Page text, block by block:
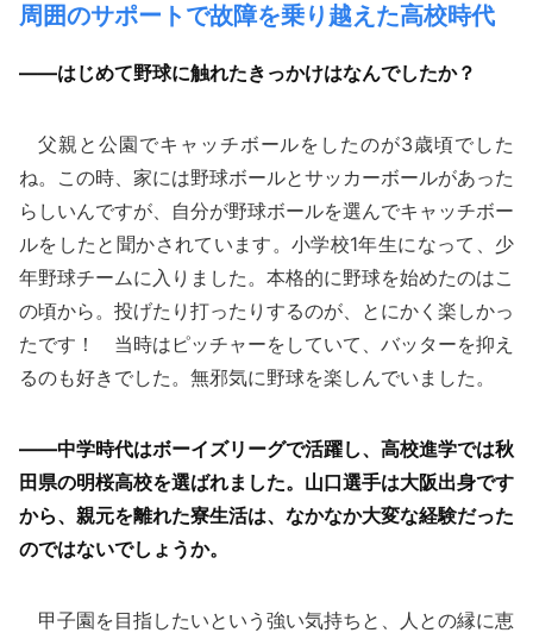
周囲のサポートで故障を乗り越えた高校時代
——はじめて野球に触れたきっかけはなんでしたか？
父親と公園でキャッチボールをしたのが3歳頃でした
ね。この時、家には野球ボールとサッカーボールがあった
らしいんですが、自分が野球ボールを選んでキャッチボー
ルをしたと聞かされています。小学校1年生になって、少
年野球チームに入りました。本格的に野球を始めたのはこ
の頃から。投げたり打ったりするのが、とにかく楽しかっ
たです！ 当時はピッチャーをしていて、バッターを抑え
るのも好きでした。無邪気に野球を楽しんでいました。
——中学時代はボーイズリーグで活躍し、高校進学では秋
田県の明桜高校を選ばれました。山口選手は大阪出身です
から、親元を離れた寮生活は、なかなか大変な経験だった
のではないでしょうか。
甲子園を目指したいという強い気持ちと、人との縁に恵